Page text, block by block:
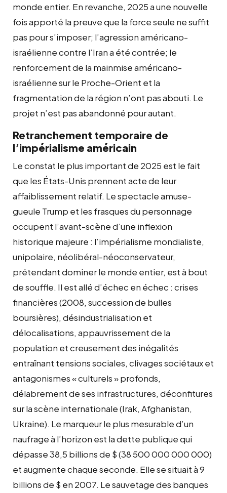
monde entier. En revanche, 2025 a une nouvelle
fois apporté la preuve que la force seule ne suffit
pas pour s’imposer; l’agression américano-
israélienne contre l’Iran a été contrée; le
renforcement de la mainmise américano-
israélienne sur le Proche-Orient et la
fragmentation de la région n’ont pas abouti. Le
projet n’est pas abandonné pour autant.
Retranchement temporaire de
l’impérialisme américain
Le constat le plus important de 2025 est le fait
que les États-Unis prennent acte de leur
affaiblissement relatif. Le spectacle amuse-
gueule Trump et les frasques du personnage
occupent l’avant-scène d’une inflexion
historique majeure : l’impérialisme mondialiste,
unipolaire, néolibéral-néoconservateur,
prétendant dominer le monde entier, est à bout
de souffle. Il est allé d’échec en échec : crises
financières (2008, succession de bulles
boursières), désindustrialisation et
délocalisations, appauvrissement de la
population et creusement des inégalités
entraînant tensions sociales, clivages sociétaux et
antagonismes « culturels » profonds,
délabrement de ses infrastructures, déconfitures
sur la scène internationale (Irak, Afghanistan,
Ukraine). Le marqueur le plus mesurable d’un
naufrage à l’horizon est la dette publique qui
dépasse 38,5 billions de $ (38 500 000 000 000)
et augmente chaque seconde. Elle se situait à 9
billions de $ en 2007. Le sauvetage des banques